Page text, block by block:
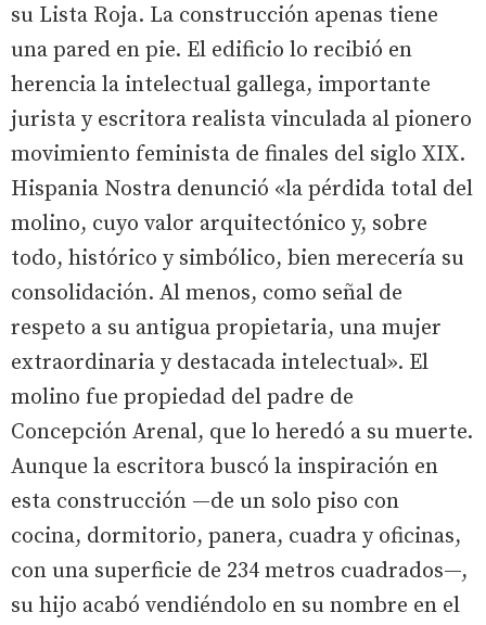
su Lista Roja. La construcción apenas tiene
una pared en pie. El edificio lo recibió en
herencia la intelectual gallega, importante
jurista y escritora realista vinculada al pionero
movimiento feminista de finales del siglo XIX.
Hispania Nostra denunció «la pérdida total del
molino, cuyo valor arquitectónico y, sobre
todo, histórico y simbólico, bien merecería su
consolidación. Al menos, como señal de
respeto a su antigua propietaria, una mujer
extraordinaria y destacada intelectual». El
molino fue propiedad del padre de
Concepción Arenal, que lo heredó a su muerte.
Aunque la escritora buscó la inspiración en
esta construcción —de un solo piso con
cocina, dormitorio, panera, cuadra y oficinas,
con una superficie de 234 metros cuadrados—,
su hijo acabó vendiéndolo en su nombre en el